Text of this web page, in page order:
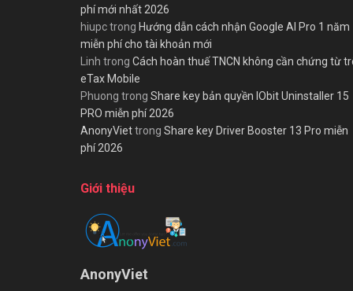
phí mới nhất 2026
hiupctrong Hướng dẫn cách nhận Google AI Pro 1 năm
miễn phí cho tài khoản mới
Linh trong Cách hoàn thuế TNCN không cần chứng từ
eTax Mobile
Phuong trong Share key bản quyền IObit Uninstaller 15
PRO miễn phí 2026
AnonyViettrong Share key Driver Booster 13 Pro miễn
phí 2026
Giới thiệu
AnonyViet